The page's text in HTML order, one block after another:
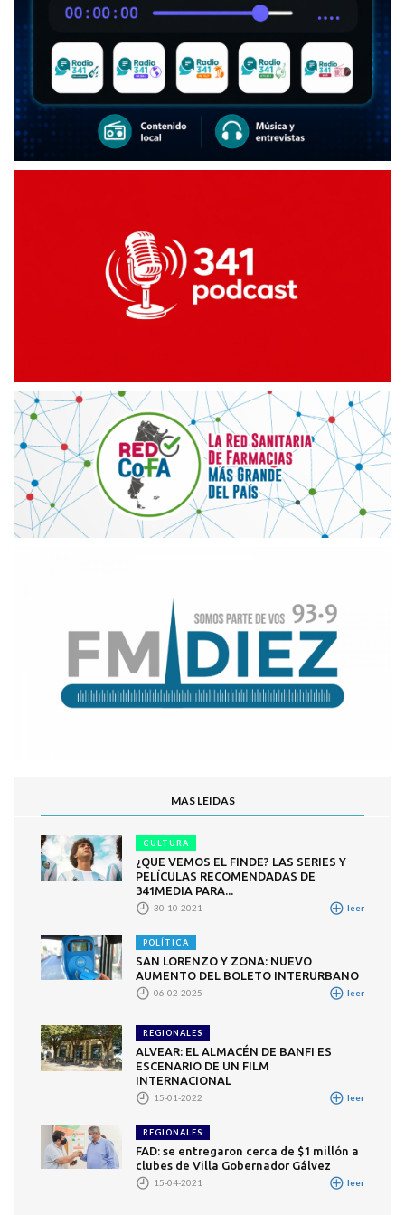
MAS LEIDAS
CULTURA
¿QUE VEMOS EL FINDE? LAS SERIES Y
PELÍCULAS RECOMENDADAS DE
341MEDIA PARA...
30-10-2021 leer
POLÍTICA
SAN LORENZO Y ZONA: NUEVO
AUMENTO DEL BOLETO INTERURBANO
06-02-2025 leer
REGIONALES
ALVEAR: EL ALMACÉN DE BANFI ES
ESCENARIO DE UN FILM
INTERNACIONAL
15-01-2022 leer
REGIONALES
FAD: se entregaron cerca de $1 millón a
clubes de Villa Gobernador Gálvez
15-04-2021 leer